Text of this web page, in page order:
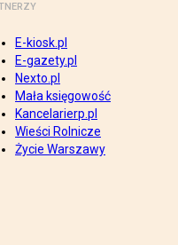
E-kiosk.pl
E-gazety.pl
Nexto.pl
Mała księgowość
Kancelarierp.pl
Wieści Rolnicze
Życie Warszawy